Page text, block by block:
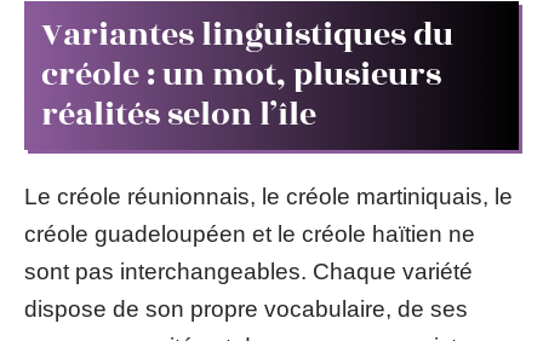
Variantes linguistiques du
créole : un mot, plusieurs
réalités selon l’île
Le créole réunionnais, le créole martiniquais, le
créole guadeloupéen et le créole haïtien ne
sont pas interchangeables. Chaque variété
dispose de son propre vocabulaire, de ses